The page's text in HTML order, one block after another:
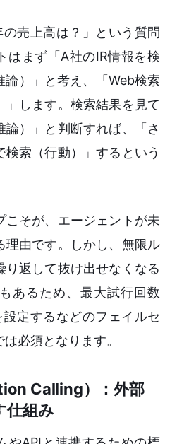
売上高は？」という質問
はまず「A社のIR情報を検
論）」と考え、「Web検索
」します。検索結果を見て
論）」と判断すれば、「さ
検索（行動）」するという
こそが、エージェントが未
理由です。しかし、無限ル
り返して抜け出せなくなる
あるため、最大試行回数
定するなどのフェイルセ
必須となります。
Calling）：外部
仕組み